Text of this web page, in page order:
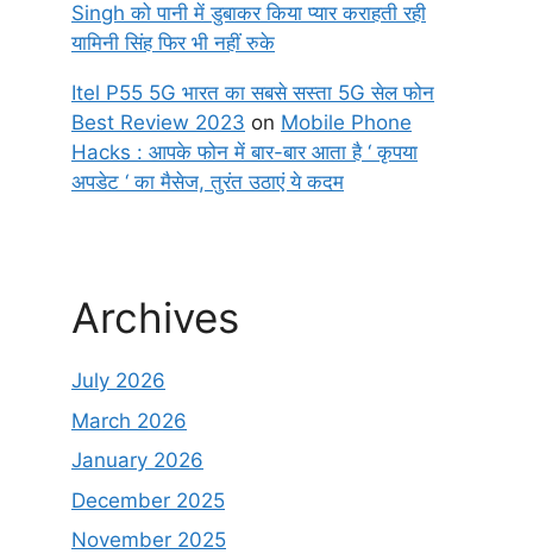
Singh को पानी में डुबाकर किया प्यार कराहती रही
यामिनी सिंह फिर भी नहीं रुके
Itel P55 5G भारत का सबसे सस्ता 5G सेल फोन
Best Review 2023 on Mobile Phone
Hacks : आपके फोन में बार-बार आता है ‘ कृपया
अपडेट ‘ का मैसेज, तुरंत उठाएं ये कदम
Archives
July 2026
March 2026
January 2026
December 2025
November 2025